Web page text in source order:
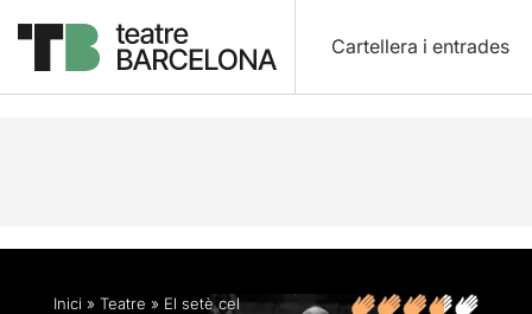
Cartellera i entrades
Descripció Fitxa artística Fotos i vídeos
Inici » Teatre » El setè cel